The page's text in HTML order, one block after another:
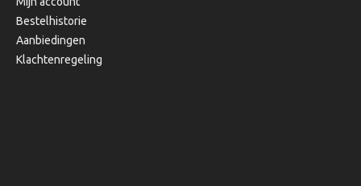
Bestelhistorie
Aanbiedingen
Klachtenregeling